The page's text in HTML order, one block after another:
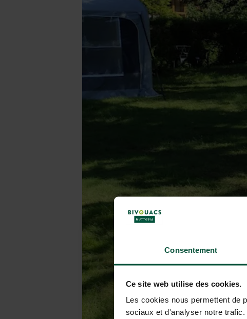
Consentement
Ce site web utilise des cookies.
Les cookies nous permettent de
sociaux et d'analyser notre